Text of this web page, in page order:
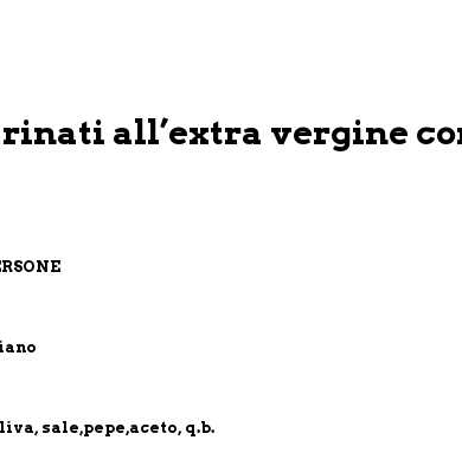
all’extra vergine
sale,pepe,aceto, q.b.